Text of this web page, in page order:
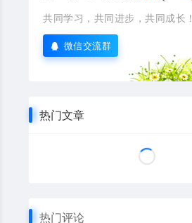
共同学习，共同进步，共同成长！
微信交流群
热门文章
热门评论